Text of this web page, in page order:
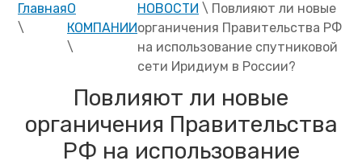
Главная
\
О
КОМПАНИИ
\
НОВОСТИ \ Повлияют ли новые
органичения Правительства РФ
на использование спутниковой
сети Иридиум в России?
Повлияют ли новые
органичения Правительства
РФ на использование